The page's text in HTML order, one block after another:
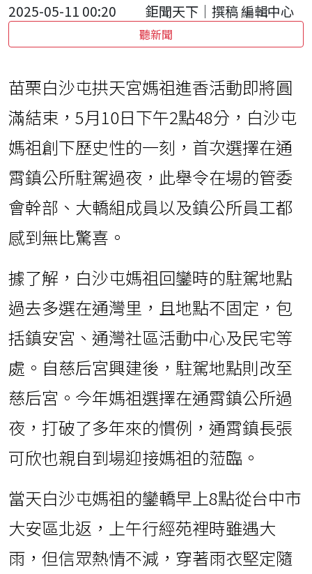
2025-05-11 00:20 鉅聞天下｜撰稿 編輯中心
聽新聞
苗栗白沙屯拱天宮媽祖進香活動即將圓
滿結束，5月10日下午2點48分，白沙屯
媽祖創下歷史性的一刻，首次選擇在通
霄鎮公所駐駕過夜，此舉令在場的管委
會幹部、大轎組成員以及鎮公所員工都
感到無比驚喜。
據了解，白沙屯媽祖回鑾時的駐駕地點
過去多選在通灣里，且地點不固定，包
括鎮安宮、通灣社區活動中心及民宅等
處。自慈后宮興建後，駐駕地點則改至
慈后宮。今年媽祖選擇在通霄鎮公所過
夜，打破了多年來的慣例，通霄鎮長張
可欣也親自到場迎接媽祖的蒞臨。
當天白沙屯媽祖的鑾轎早上8點從台中市
大安區北返，上午行經苑裡時雖遇大
雨，但信眾熱情不減，穿著雨衣堅定隨